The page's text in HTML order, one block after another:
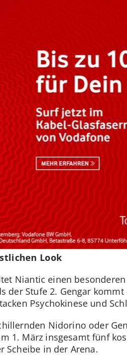
Look
Niantic einen
Stufe 2. Gengar
Psychokinese und
Nidorino oder
1. März insgesamt fünf
Scheibe in der Arena.